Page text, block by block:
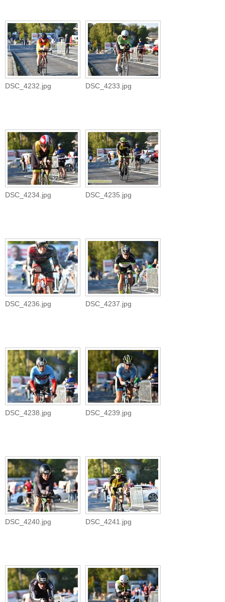
DSC_4232.jpg DSC_4233.jpg
DSC_4234.jpg DSC_4235.jpg
DSC_4236.jpg DSC_4237.jpg
DSC_4238.jpg DSC_4239.jpg
DSC_4240.jpg DSC_4241.jpg